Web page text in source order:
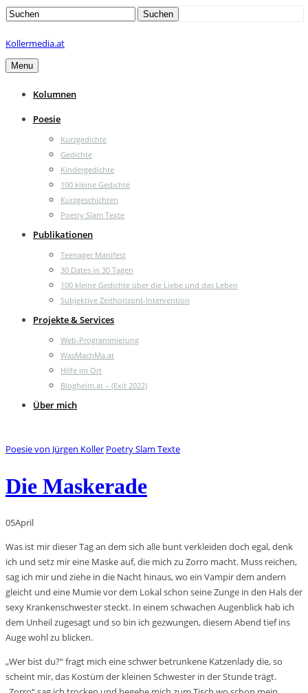
Search
Suchen
Kollermedia.at
Menu
Kolumnen
Poesie
Kurzgedichte
Gedichte
Kindergedichte
100 kleine Gedichte
Kurzgeschichten
Poetry Slam Texte
Publikationen
Teenager Manifest
30 Dates in 30 Tagen
100 kleine Gedichte über die Liebe und das Leben
Subjektive Zeithorizont-Intervention
Projekte & Services
Web-Programmierung
WasMachMa.at
Hilfe im Ort
Blogheim.at – (Exit 2022)
Über mich
Poesie von Jürgen Koller Poetry Slam Texte
Die Maskerade
05April
Was ist mir dieser Tag an dem sich alle bunt verkleiden doch egal, denk
ich und setz mir eine Maske auf, die mich zu Zorro macht. Muss reichen,
sag ich mir und ziehe in die Nacht hinaus, wo ein Vampir dem andern
gleicht und eine Mumie vor dem Lokal schon seine Zunge in den Hals der
sexy Krankenschwester steckt. In einem schwachen Augenblick hab ich
dem Unheil zugesagt und so bin ich gezwungen, diesem Abend tief ins
Auge wohl zu blicken.
„Wer bist du?“ fragt mich eine schwer betrunkene Katzenlady die, so
scheint mir, das Kostüm der kleinen Schwester in der Stunde trägt.